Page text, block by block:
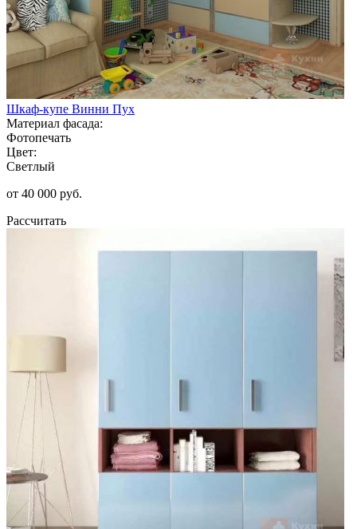
Шкаф-купе Винни Пух
Материал фасада:
Фотопечать
Цвет:
Светлый
от 40 000 руб.
Рассчитать